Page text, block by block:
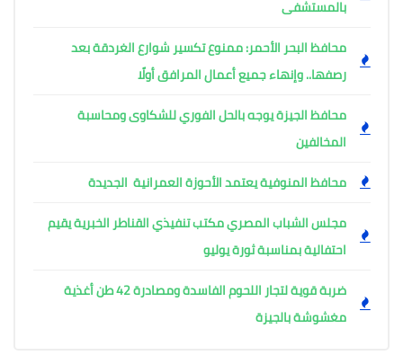
بالمستشفى
محافظ البحر الأحمر: ممنوع تكسير شوارع الغردقة بعد
رصفها.. وإنهاء جميع أعمال المرافق أولًا
محافظ الجيزة يوجه بالحل الفوري للشكاوى ومحاسبة
المخالفين
محافظ المنوفية يعتمد الأحوزة العمرانية الجديدة
مجلس الشباب المصري مكتب تنفيذي القناطر الخبرية يقيم
احتفالية بمناسبة ثورة يوليو
ضربة قوية لتجار اللحوم الفاسدة ومصادرة 42 طن أغذية
مغشوشة بالجيزة